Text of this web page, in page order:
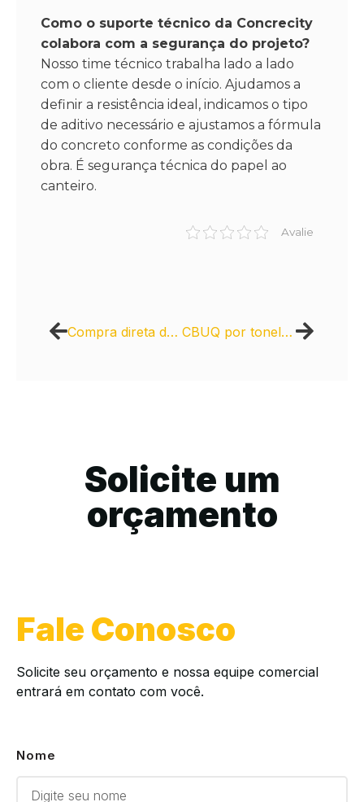
Como o suporte técnico da Concrecity
colabora com a segurança do projeto?
Nosso time técnico trabalha lado a lado
com o cliente desde o início. Ajudamos a
definir a resistência ideal, indicamos o tipo
de aditivo necessário e ajustamos a fórmula
do concreto conforme as condições da
obra. É segurança técnica do papel ao
canteiro.
Avalie
Compra direta de meio bloco de concreto para obra residencial CBUQ por tonelada para pavimentação de rodovias
Solicite um
orçamento
Fale Conosco
Solicite seu orçamento e nossa equipe comercial
entrará em contato com você.
Nome